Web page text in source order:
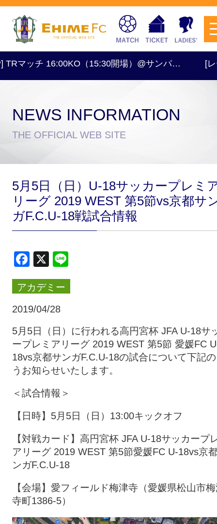
試合日程・結果 アクセス
クラブ・会社情報 レディース
ファンクラブ
チケットを購入
トップチーム アカデミー
特設ページ
ッチ 16:00KO（15:30開場）@サンパ… [レディ
NEWS INFORMATION
THE OFFICIAL WEB SITE
5月5日（日）U-18サッカープレミ
リーグ 2019 WEST 第5節vs京都サ
ガF.C.U-18戦試合情報
Facebook
X
アカデミー
2019/04/28
5月5日（日）に行われる高円宮杯 JFA U-18サ
ープレミアリーグ 2019 WEST 第5節 愛媛FC
18vs京都サンガF.C.U-18の試合について下記
うお知らせいたします。
＜試合情報＞
【日時】5月5日（日）13:00キックオフ
【対戦カード】高円宮杯 JFA U-18サッカープ
アリーグ 2019 WEST 第5節愛媛FC U-18vs京
ンガF.C.U-18
【会場】愛フィールド梅津寺（愛媛県松山市
寺町1386-5）